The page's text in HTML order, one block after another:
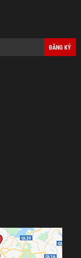
ĐĂNG KÝ